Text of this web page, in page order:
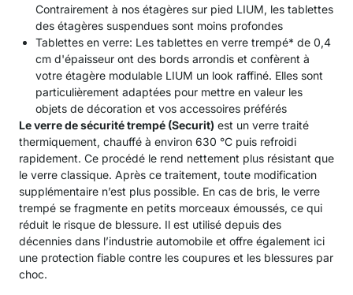
Contrairement à nos étagères sur pied LIUM, les tablettes
des étagères suspendues sont moins profondes
Tablettes en verre: Les tablettes en verre trempé* de 0,4
cm d'épaisseur ont des bords arrondis et confèrent à
votre étagère modulable LIUM un look raffiné. Elles sont
particulièrement adaptées pour mettre en valeur les
objets de décoration et vos accessoires préférés
Le verre de sécurité trempé (Securit) est un verre traité
thermiquement, chauffé à environ 630 °C puis refroidi
rapidement. Ce procédé le rend nettement plus résistant que
le verre classique. Après ce traitement, toute modification
supplémentaire n’est plus possible. En cas de bris, le verre
trempé se fragmente en petits morceaux émoussés, ce qui
réduit le risque de blessure. Il est utilisé depuis des
décennies dans l’industrie automobile et offre également ici
une protection fiable contre les coupures et les blessures par
choc.